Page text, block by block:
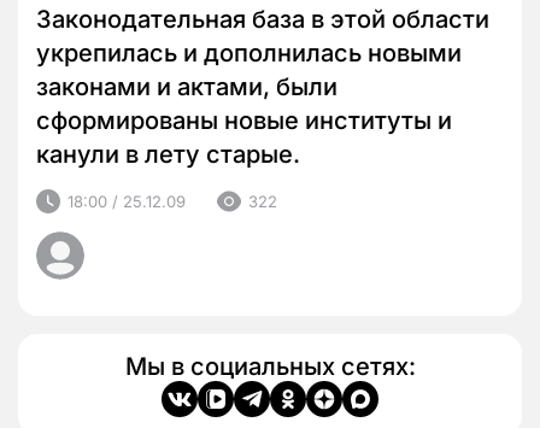
Законодательная база в этой области
укрепилась и дополнилась новыми
законами и актами, были
сформированы новые институты и
канули в лету старые.
18:00 / 25.12.09 322
Мы в социальных сетях: